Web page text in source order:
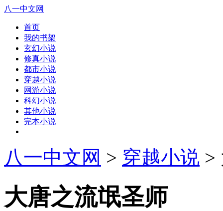
八一中文网
首页
我的书架
玄幻小说
修真小说
都市小说
穿越小说
网游小说
科幻小说
其他小说
完本小说
八一中文网 > 穿越小说 >
大唐之流氓圣师